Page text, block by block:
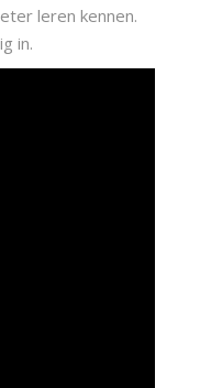
leren kennen.
in.